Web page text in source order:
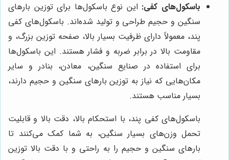
باسکول‌های کفی: این نوع باسکول‌ها برای توزین بارهای
سنگین و حجیم طراحی و تولید شده‌اند. باسکول‌های کفی
پند، معمولاً دارای ظرفیت بسیار بالا، صفحه توزین بزرگ، و
مقاومت بالا در برابر ضربه و فشار هستند. این باسکول‌ها
برای استفاده در صنایع سنگین، معادن، بنادر و سایر
مکان‌هایی که نیاز به توزین بارهای سنگین و حجیم دارند،
بسیار مناسب هستند.
باسکول‌های کفی پند، با استحکام بالا، دقت بالا و قابلیت
تحمل وزن‌های بسیار سنگین، به شما کمک می‌کنند تا
بارهای سنگین و حجیم را به راحتی و با دقت بالا توزین